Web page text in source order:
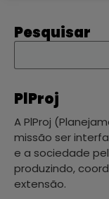
Pesquisar
PlProj
APlProj
missão ser
e a sociedade
produzindo,
extensão.